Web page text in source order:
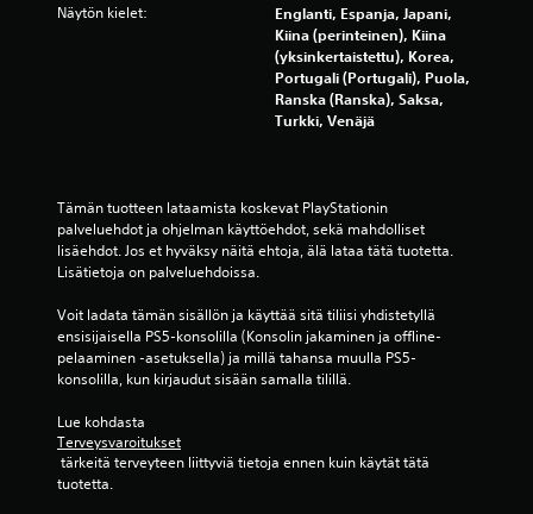
Näytön kielet:
Englanti, Espanja, Japani,
Kiina (perinteinen), Kiina
(yksinkertaistettu), Korea,
Portugali (Portugali), Puola,
Ranska (Ranska), Saksa,
Turkki, Venäjä
Tämän tuotteen lataamista koskevat PlayStationin
palveluehdot ja ohjelman käyttöehdot, sekä mahdolliset
lisäehdot. Jos et hyväksy näitä ehtoja, älä lataa tätä tuotetta.
Lisätietoja on palveluehdoissa.
Voit ladata tämän sisällön ja käyttää sitä tiliisi yhdistetyllä
ensisijaisella PS5-konsolilla (Konsolin jakaminen ja offline-
pelaaminen -asetuksella) ja millä tahansa muulla PS5-
konsolilla, kun kirjaudut sisään samalla tilillä.
Lue kohdasta
Terveysvaroitukset
tuotetta.